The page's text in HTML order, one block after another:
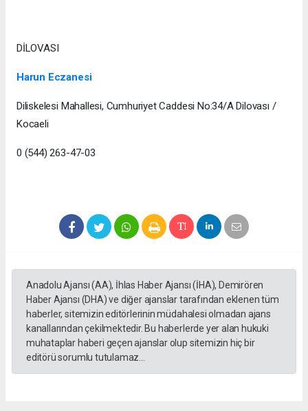
DİLOVASI
Harun Eczanesi
Diliskelesi Mahallesi, Cumhuriyet Caddesi No:34/A Dilovası /
Kocaeli
0 (544) 263-47-03
Anadolu Ajansı (AA), İhlas Haber Ajansı (İHA), Demirören
Haber Ajansı (DHA) ve diğer ajanslar tarafından eklenen tüm
haberler, sitemizin editörlerinin müdahalesi olmadan ajans
kanallarından çekilmektedir. Bu haberlerde yer alan hukuki
muhataplar haberi geçen ajanslar olup sitemizin hiç bir
editörü sorumlu tutulamaz...